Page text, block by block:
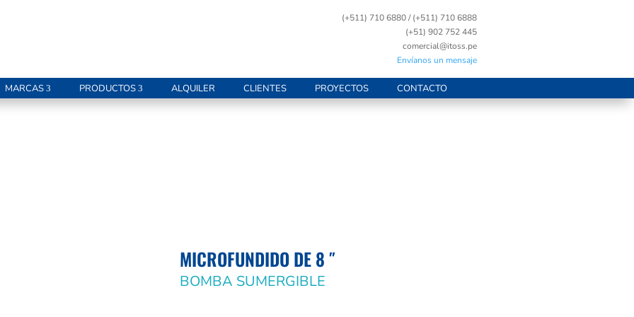
(+511) 710 6880 / (+511) 710 6888
(+51) 902 752 445
comercial@itoss.pe
Envíanos un mensaje
MARCAS PRODUCTOS ALQUILER CLIENTES PROYECTOS CONTACTO
MICROFUNDIDO DE 8 ″
BOMBA SUMERGIBLE